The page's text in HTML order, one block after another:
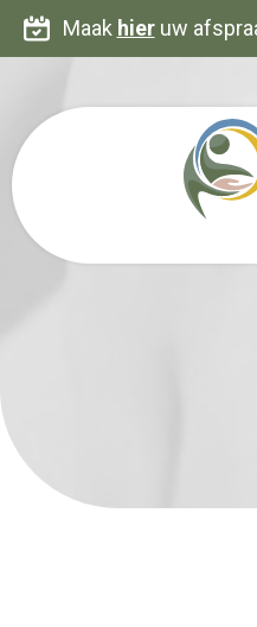
Maak hieruw